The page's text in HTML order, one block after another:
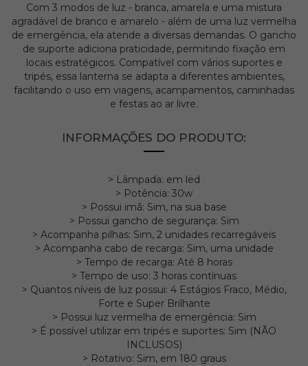
Com 3 modos de luz - branca, amarela e uma mistura
agradável de branco e amarelo - além de uma luz vermelha
de emergência, ela atende a diversas demandas. O gancho
de suporte adiciona praticidade, permitindo fixação em
locais estratégicos. Compatível com vários suportes e
tripés, essa lanterna se adapta a diferentes ambientes,
facilitando o uso em viagens, acampamentos, caminhadas
e festas ao ar livre.
INFORMAÇÕES DO PRODUTO:
> Lâmpada: em led
> Potência: 30w
> Possui imã: Sim, na sua base
> Possui gancho de segurança: Sim
> Acompanha pilhas: Sim, 2 unidades recarregáveis
> Acompanha cabo de recarga: Sim, uma unidade
> Tempo de recarga: Até 8 horas
> Tempo de uso: 3 horas contínuas
> Quantos níveis de luz possui: 4 Estágios Fraco, Médio,
Forte e Super Brilhante
> Possui luz vermelha de emergência: Sim
> É possível utilizar em tripés e suportes: Sim (NÃO
INCLUSOS)
> Rotativo: Sim, em 180 graus